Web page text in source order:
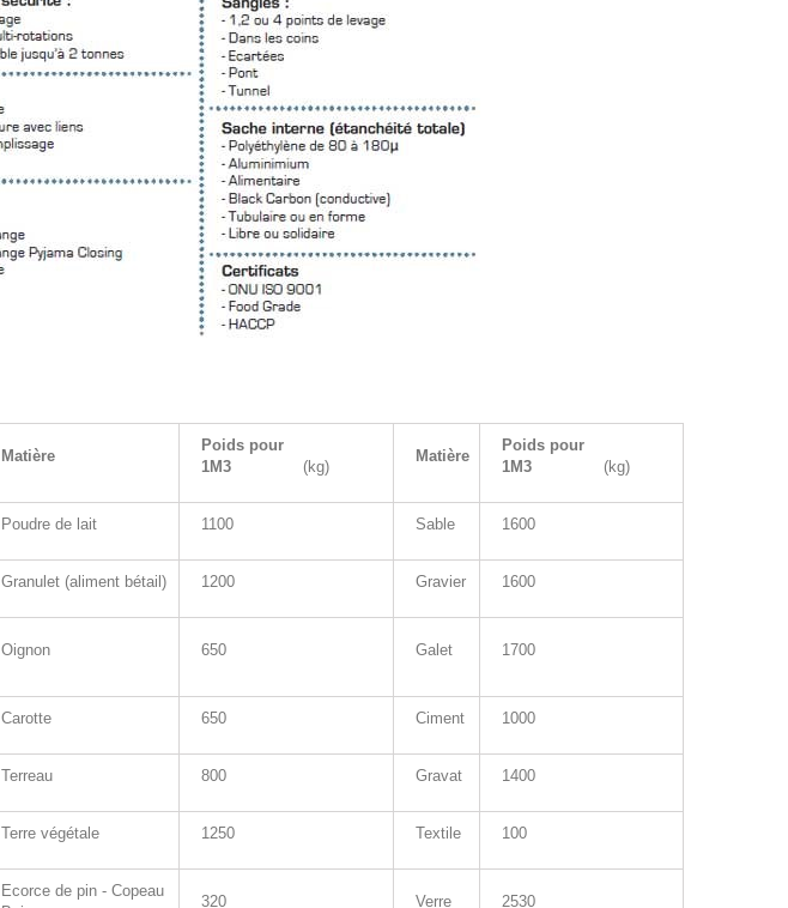
Matière
Poids pour
1M3 (kg)
Matière
Poids pour
1M3 (kg)
Poudre de lait 1100 Sable 1600
Granulet (aliment bétail) 1200 Gravier 1600
Oignon 650 Galet 1700
Carotte 650 Ciment 1000
Terreau 800 Gravat 1400
Terre végétale 1250 Textile 100
Ecorce de pin - Copeau
320 Verre 2530